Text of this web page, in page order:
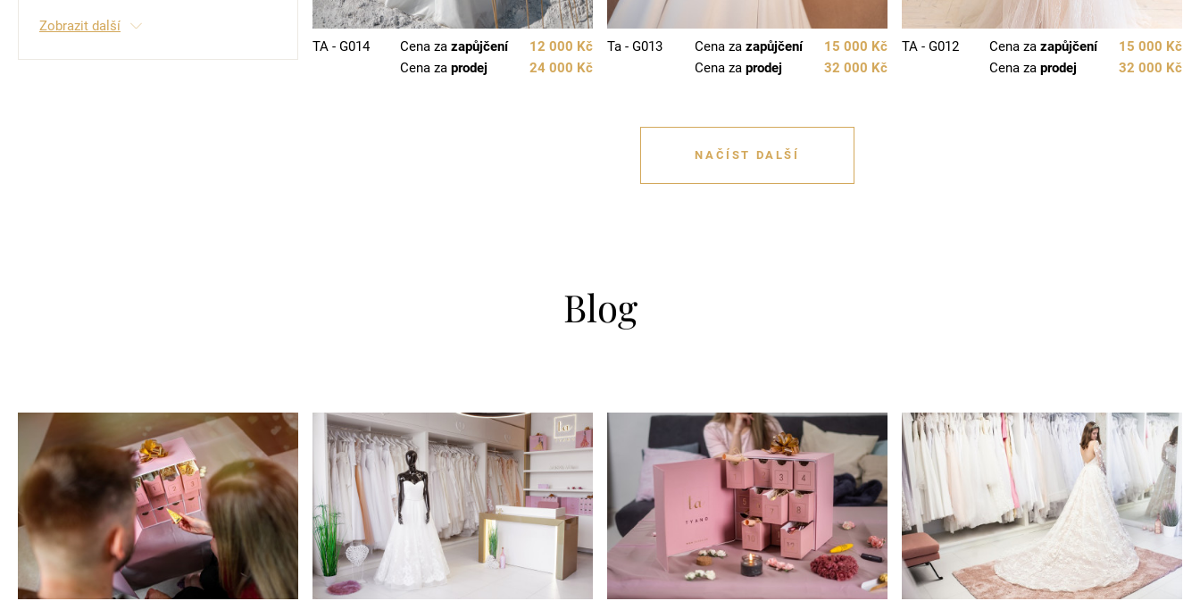
TA - G014 Cena za zapůjčení
12 000 Kč
Cena za prodej 24 000 Kč
Ta - G013 Cena za zapůjčení
15 000 Kč
Cena za prodej 32 000 Kč
TA - G012 Cena za zapůjčení
15 000 Kč
Cena za prodej 32 000 Kč
NAČÍST DALŠÍ
Zobrazit další
Blog